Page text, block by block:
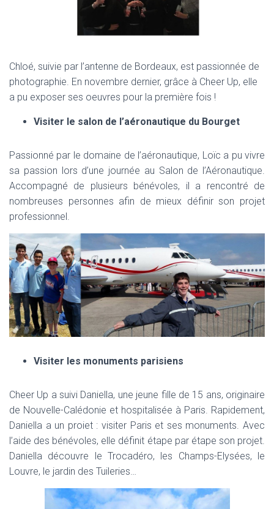
Chloé, suivie par l’antenne de Bordeaux, est passionnée de
photographie. En novembre dernier, grâce à Cheer Up, elle
a pu exposer ses oeuvres pour la première fois !
Visiter le salon de l’aéronautique du Bourget
Passionné par le domaine de l’aéronautique, Loïc a pu vivre
sa passion lors d’une journée au Salon de l’Aéronautique.
Accompagné de plusieurs bénévoles, il a rencontré de
nombreuses personnes afin de mieux définir son projet
professionnel.
Visiter les monuments parisiens
Cheer Up a suivi Daniella, une jeune fille de 15 ans, originaire
de Nouvelle-Calédonie et hospitalisée à Paris. Rapidement,
Daniella a un proiet : visiter Paris et ses monuments. Avec
l’aide des bénévoles, elle définit étape par étape son projet.
Daniella découvre le Trocadéro, les Champs-Elysées, le
Louvre, le jardin des Tuileries…